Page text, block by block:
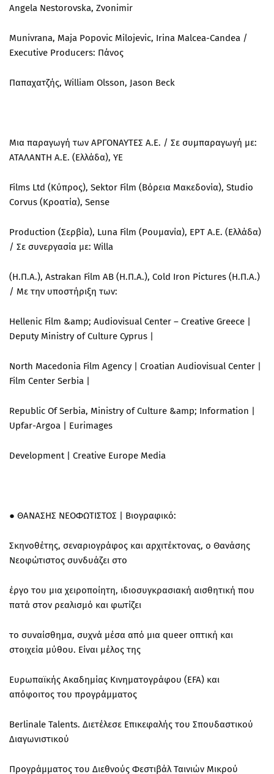
Angela Nestorovska, Zvonimir
Munivrana, Maja Popovic Milojevic, Irina Malcea-Candea /
Executive Producers: Πάνος
Παπαχατζής, William Olsson, Jason Beck
Μια παραγωγή των ΑΡΓΟΝΑΥΤΕΣ Α.Ε. / Σε συμπαραγωγή με:
ΑΤΑΛΑΝΤΗ Α.Ε. (Ελλάδα), YE
Films Ltd (Κύπρος), Sektor Film (Βόρεια Μακεδονία), Studio
Corvus (Κροατία), Sense
Production (Σερβία), Luna Film (Ρουμανία), ΕΡΤ Α.Ε. (Ελλάδα)
/ Σε συνεργασία με: Willa
(Η.Π.Α.), Astrakan Film AB (Η.Π.Α.), Cold Iron Pictures (Η.Π.Α.)
/ Με την υποστήριξη των:
Hellenic Film &amp; Audiovisual Center – Creative Greece |
Deputy Ministry of Culture Cyprus |
North Macedonia Film Agency | Croatian Audiovisual Center |
Film Center Serbia |
Republic Of Serbia, Ministry of Culture &amp; Information |
Upfar-Argoa | Eurimages
Development | Creative Europe Media
● ΘΑΝΑΣΗΣ ΝΕΟΦΩΤΙΣΤΟΣ | Βιογραφικό:
Σκηνοθέτης, σεναριογράφος και αρχιτέκτονας, ο Θανάσης
Νεοφώτιστος συνδυάζει στο
έργο του μια χειροποίητη, ιδιοσυγκρασιακή αισθητική που
πατά στον ρεαλισμό και φωτίζει
το συναίσθημα, συχνά μέσα από μια queer οπτική και
στοιχεία μύθου. Είναι μέλος της
Ευρωπαϊκής Ακαδημίας Κινηματογράφου (EFA) και
απόφοιτος του προγράμματος
Berlinale Talents. Διετέλεσε Επικεφαλής του Σπουδαστικού
Διαγωνιστικού
Προγράμματος του Διεθνούς Φεστιβάλ Ταινιών Μικρού